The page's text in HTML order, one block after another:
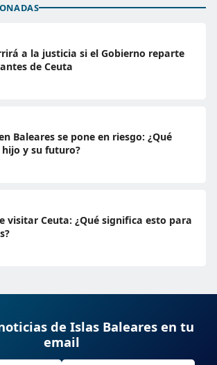
a la justicia si el Gobierno reparte
de Ceuta
Baleares se pone en riesgo: ¿Qué
y su futuro?
visitar Ceuta: ¿Qué significa esto para
de Islas Baleares en tu
email